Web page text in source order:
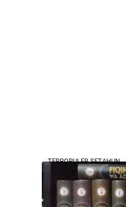
TERPOPULER SETAHUN